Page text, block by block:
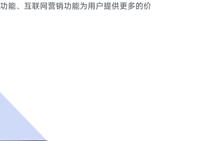
能、互联网营销功能为用户提供更多的价